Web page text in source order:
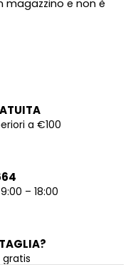
e non è
a €100
– 18:00